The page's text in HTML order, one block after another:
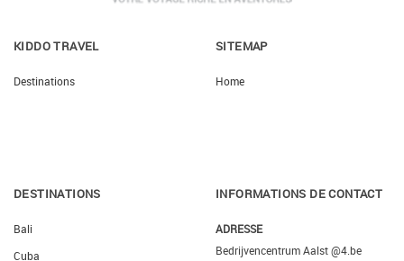
KIDDO TRAVEL
Destinations
SITEMAP
Home
DESTINATIONS
Bali
Cuba
INFORMATIONS DE CONTACT
ADRESSE
Bedrijvencentrum Aalst @4.be